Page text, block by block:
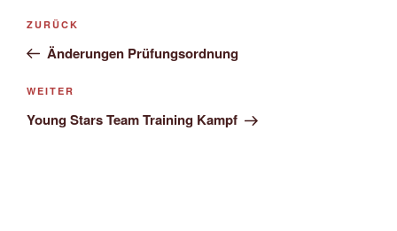
Beitragsnavigation
Vorheriger
Beitrag
ZURÜCK
Änderungen Prüfungsordnung
Nächster
Beitrag
WEITER
Young Stars Team Training Kampf